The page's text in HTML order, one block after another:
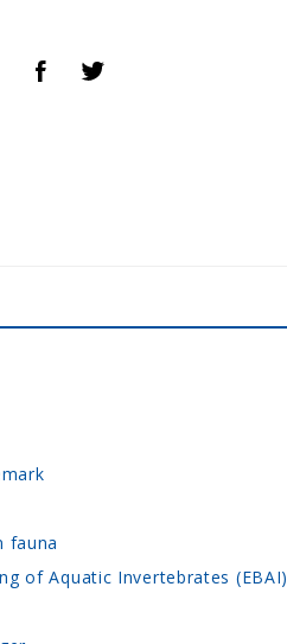
fauna
of Aquatic Invertebrates (EBAI)